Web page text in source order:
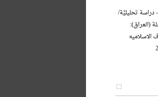
دراسة تحلیلیَّة/
(العراق):
الاسلامیه